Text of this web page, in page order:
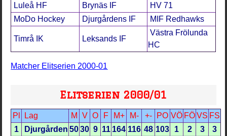
Luleå HF
Brynäs IF
HV 71
MoDo Hockey
Djurgårdens IF MIF Redhawks
Timrå IK Leksands IF
Västra Frölunda
HC
Matcher Elitserien 2000-01
Elitserien 2000/01
Pl Lag M V O F M+ M- +- PO VÖ FÖ VS FS
1
Djurgården 50 30 9 11 164 116 48 103 1 2 3 3